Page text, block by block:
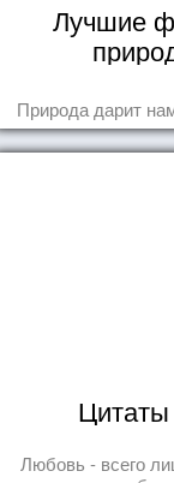
Лучшие
Природа дарит
Любовь - всего